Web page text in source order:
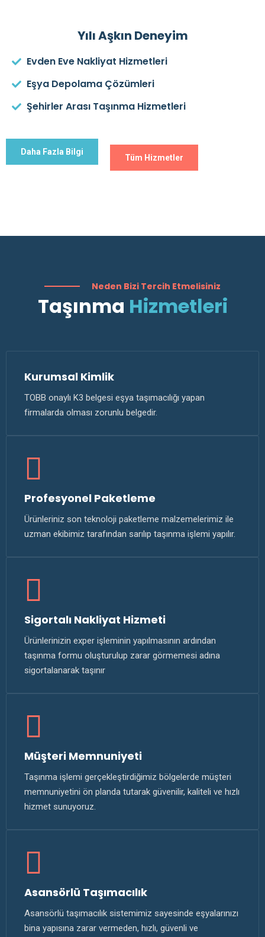
Yılı Aşkın Deneyim
Evden Eve Nakliyat Hizmetleri
Eşya Depolama Çözümleri
Şehirler Arası Taşınma Hizmetleri
Daha Fazla Bilgi
Tüm Hizmetler
Neden Bizi Tercih Etmelisiniz
Taşınma Hizmetleri
Kurumsal Kimlik
TOBB onaylı K3 belgesi eşya taşımacılığı yapan
firmalarda olması zorunlu belgedir.
Profesyonel Paketleme
Ürünleriniz son teknoloji paketleme malzemelerimiz ile
uzman ekibimiz tarafından sarılıp taşınma işlemi yapılır.
Sigortalı Nakliyat Hizmeti
Ürünlerinizin exper işleminin yapılmasının ardından
taşınma formu oluşturulup zarar görmemesi adına
sigortalanarak taşınır
Müşteri Memnuniyeti
Taşınma işlemi gerçekleştirdiğimiz bölgelerde müşteri
memnuniyetini ön planda tutarak güvenilir, kaliteli ve hızlı
hizmet sunuyoruz.
Asansörlü Taşımacılık
Asansörlü taşımacılık sistemimiz sayesinde eşyalarınızı
bina yapısına zarar vermeden, hızlı, güvenli ve